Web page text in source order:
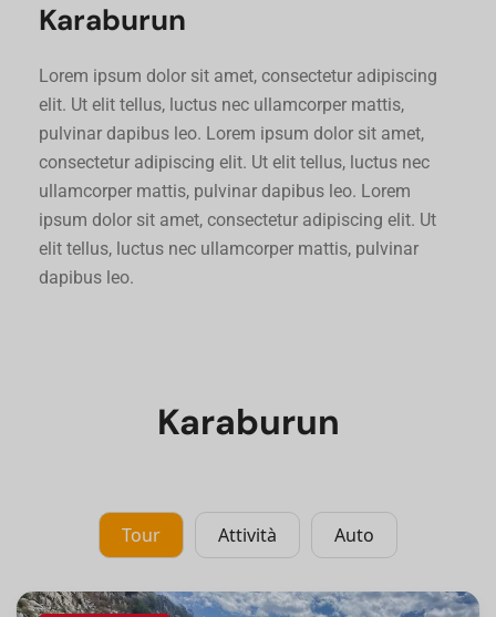
Karaburun
Lorem ipsum dolor sit amet, consectetur adipiscing
elit. Ut elit tellus, luctus nec ullamcorper mattis,
pulvinar dapibus leo. Lorem ipsum dolor sit amet,
consectetur adipiscing elit. Ut elit tellus, luctus nec
ullamcorper mattis, pulvinar dapibus leo. Lorem
ipsum dolor sit amet, consectetur adipiscing elit. Ut
elit tellus, luctus nec ullamcorper mattis, pulvinar
dapibus leo.
Karaburun
Tour Attività Auto